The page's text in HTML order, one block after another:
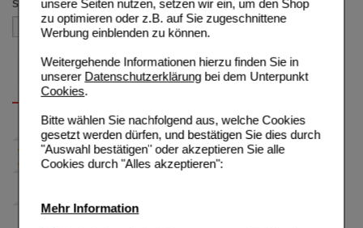
unsere Seiten nutzen, setzen wir ein, um den Shop
zu optimieren oder z.B. auf Sie zugeschnittene
Werbung einblenden zu können.
Weitergehende Informationen hierzu finden Sie in
unserer Datenschutzerklärungbei dem Unterpunkt
Cookies.
Bitte wählen Sie nachfolgend aus, welche Cookies
gesetzt werden dürfen, und bestätigen Sie dies durch
"Auswahl bestätigen" oder akzeptieren Sie alle
Cookies durch "Alles akzeptieren":
Mehr Information
Sortieren nach